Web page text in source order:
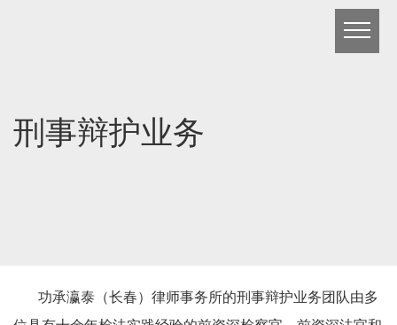
刑事辩护业务
功承瀛泰（长春）律师事务所的刑事辩护业务团队由多